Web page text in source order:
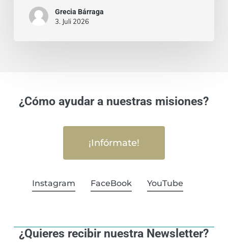
Grecia Bárraga
3. Juli 2026
¿Cómo ayudar a nuestras misiones?
¡Infórmate!
Instagram FaceBook YouTube
¿Quieres recibir nuestra Newsletter?